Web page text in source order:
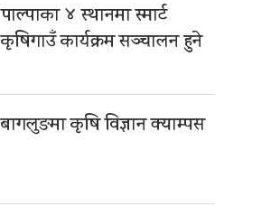
पाल्पाका ४ स्थानमा स्मार्ट
कृषिगाउँ कार्यक्रम सञ्चालन हुने
बागलुङमा कृषि विज्ञान क्याम्पस